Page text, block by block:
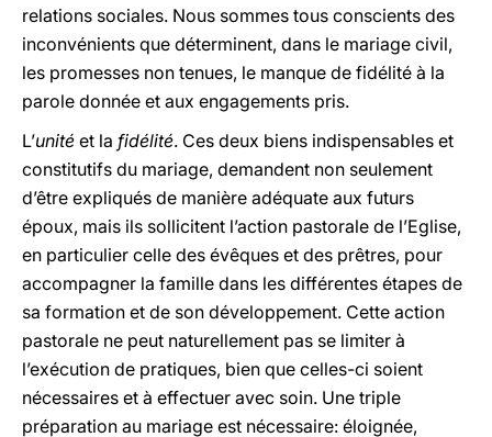
relations sociales. Nous sommes tous conscients des
inconvénients que déterminent, dans le mariage civil,
les promesses non tenues, le manque de fidélité à la
parole donnée et aux engagements pris.
L’unité et la fidélité. Ces deux biens indispensables et
constitutifs du mariage, demandent non seulement
d’être expliqués de manière adéquate aux futurs
époux, mais ils sollicitent l’action pastorale de l’Eglise,
en particulier celle des évêques et des prêtres, pour
accompagner la famille dans les différentes étapes de
sa formation et de son développement. Cette action
pastorale ne peut naturellement pas se limiter à
l’exécution de pratiques, bien que celles-ci soient
nécessaires et à effectuer avec soin. Une triple
préparation au mariage est nécessaire: éloignée,